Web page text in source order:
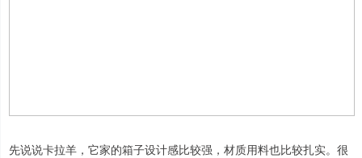
先说说卡拉羊，它家的箱子设计感比较强，材质用料也比较扎实。很